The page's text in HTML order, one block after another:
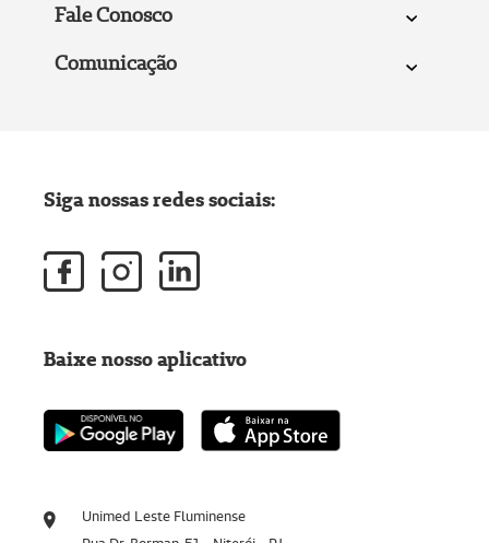
Fale Conosco
Comunicação
Unimed Leste Fluminense
Siga nossas redes sociais:
Baixe nosso aplicativo